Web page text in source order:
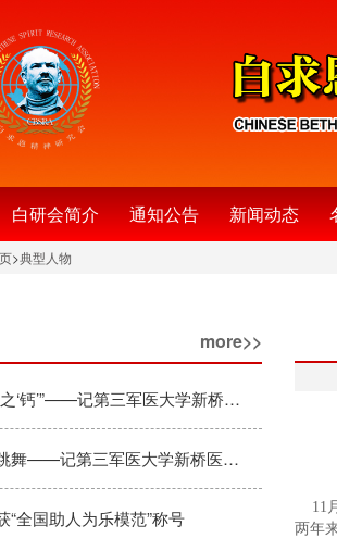
白研会简介 通知公告 新闻动态
>典型人物
more>>
常补“精神之‘钙’”——记第三军医大学新桥医院心外科主任肖颖彬（下）
在刀尖上跳舞——记第三军医大学新桥医院心外科主任肖颖彬（上）
“全国助人为乐模范”称号
11
两年